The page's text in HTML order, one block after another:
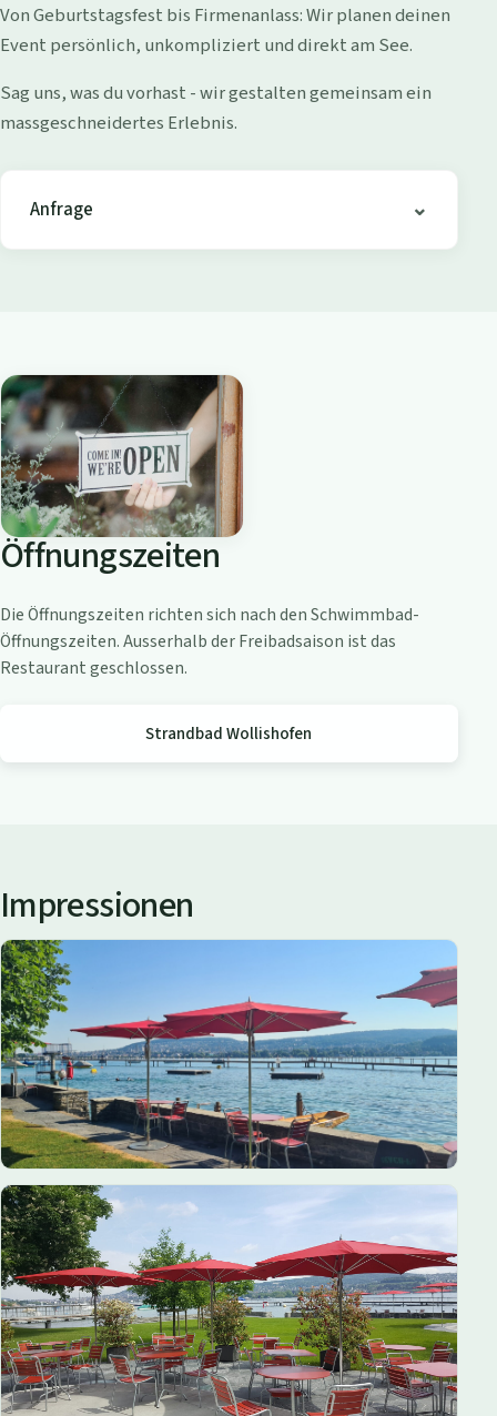
i
s
h
o
e
n
r
o
a
m
Z
ü
i
c
h
e
Von Geburtstagsfest bis Firmenanlass: Wir planen deinen
Event persönlich, unkompliziert und direkt am See.
Sag uns, was du vorhast - wir gestalten gemeinsam ein
massgeschneidertes Erlebnis.
Anfrage
Öffnungszeiten
Die Öffnungszeiten richten sich nach den Schwimmbad-
Öffnungszeiten. Ausserhalb der Freibadsaison ist das
Restaurant geschlossen.
Strandbad Wollishofen
Impressionen